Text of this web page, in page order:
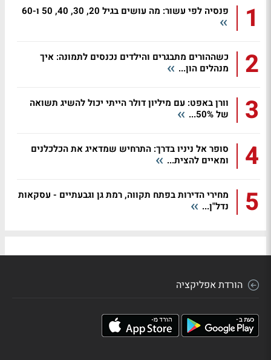
1 פנסיה לפי עשור: מה עושים בגיל 20, 30, 40, 50 ו-60
2
כשההורים מתבגרים והילדים נכנסים לתמונה: איך
מנהלים הון...
3
וורן באפט: עם מיליון דולר הייתי יכול להשיג תשואה
של 50%...
4
סופר אל ניניו בדרך: התרחיש שמדאיג את הכלכלנים
ומאיים להצית...
5
מחירי הדירות בפתח תקווה, רמת גן וגבעתיים - עסקאות
נדל"ן...
הורדת אפליקציה